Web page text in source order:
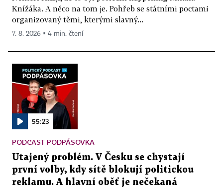
Knížáka. A něco na tom je. Pohřeb se státními poctami
organizovaný těmi, kterými slavný...
7. 8. 2026 ▪ 4 min. čtení
55:23
PODCAST PODPÁSOVKA
Utajený problém. V Česku se chystají
první volby, kdy sítě blokují politickou
reklamu. A hlavní oběť je nečekaná